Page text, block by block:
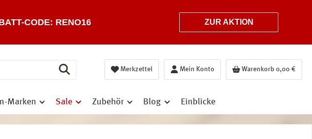
CODE: RENO16 ZUR AKTION
Merkzettel Mein Konto Warenkorb 0,00 €
Marken Sale Zubehör Blog Einblicke